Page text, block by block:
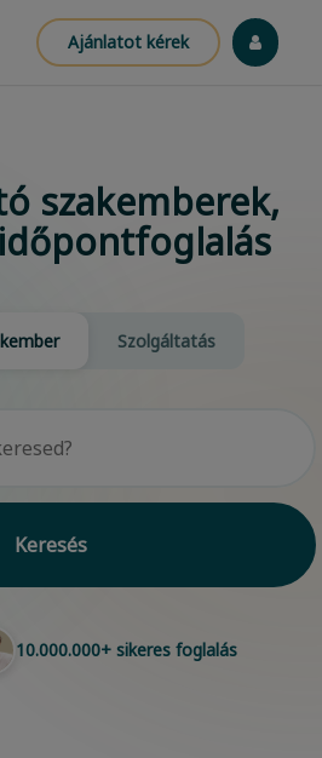
Ajánlatot kérek
szakemberek,
Szolgáltatás
Keresés
10.000.000+ sikeres foglalás